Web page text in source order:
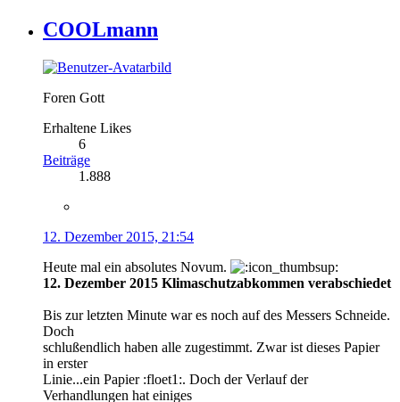
COOLmann
Foren Gott
Erhaltene Likes
6
Beiträge
1.888
12. Dezember 2015, 21:54
Heute mal ein absolutes Novum.
12. Dezember 2015 Klimaschutzabkommen verabschiedet
Bis zur letzten Minute war es noch auf des Messers Schneide.
Doch
schlußendlich haben alle zugestimmt. Zwar ist dieses Papier
in erster
Linie...ein Papier :floet1:. Doch der Verlauf der
Verhandlungen hat einiges